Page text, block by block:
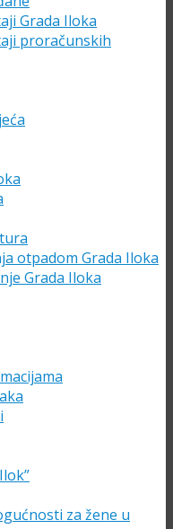
Grada Iloka
proračunskih
otpadom Grada Iloka
Grada Iloka
za žene u